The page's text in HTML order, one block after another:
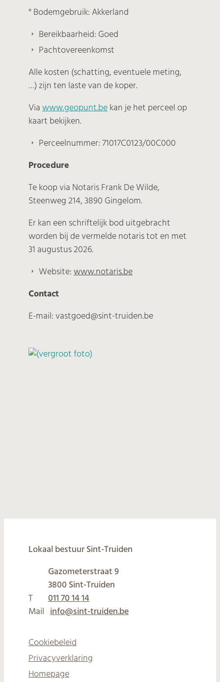
° Bodemgebruik: Akkerland
Bereikbaarheid: Goed
Pachtovereenkomst
Alle kosten (schatting, eventuele meting,
…) zijn ten laste van de koper.
Via www.geopunt.be kan je het perceel op
kaart bekijken.
Perceelnummer: 71017C0123/00C000
Procedure
Te koop via Notaris Frank De Wilde,
Steenweg 214, 3890 Gingelom.
Er kan een schriftelijk bod uitgebracht
worden bij de vermelde notaris tot en met
31 augustus 2026.
Website: www.notaris.be
Contact
E-mail: vastgoed@sint-truiden.be
© 2026
Lokaal bestuur Sint-Truiden
Gazometerstraat 9
,
3800 Sint-Truiden
T
011 70 14 14
Mail
info@sint-truiden.be
Cookiebeleid
Privacyverklaring
Homepage